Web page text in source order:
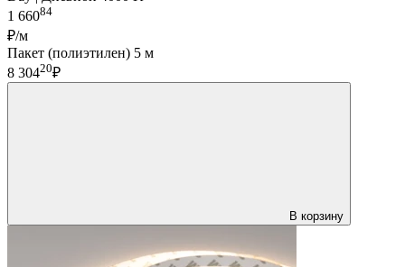
1 66084
₽/м
Пакет (полиэтилен) 5 м
8 30420₽
В корзину